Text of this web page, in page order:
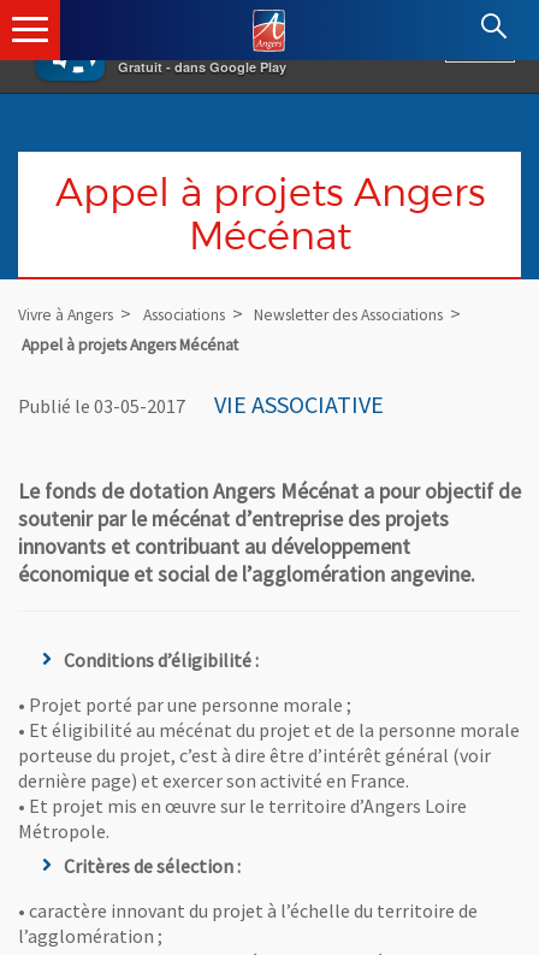
×
Gratuit - dans Google Play
Angers.fr : Retour à l'accueil
Appel à projets Angers
Mécénat
Vivre à Angers Associations
Newsletter des Associations
Appel à projets Angers Mécénat
Publié le 03-05-2017 VIE ASSOCIATIVE
Le fonds de dotation Angers Mécénat a pour objectif de
soutenir par le mécénat d’entreprise des projets
innovants et contribuant au développement
économique et social de l’agglomération angevine.
Conditions d’éligibilité :
• Projet porté par une personne morale ;
• Et éligibilité au mécénat du projet et de la personne morale
porteuse du projet, c’est à dire être d’intérêt général (voir
dernière page) et exercer son activité en France.
• Et projet mis en œuvre sur le territoire d’Angers Loire
Métropole.
Critères de sélection :
• caractère innovant du projet à l’échelle du territoire de
l’agglomération ;